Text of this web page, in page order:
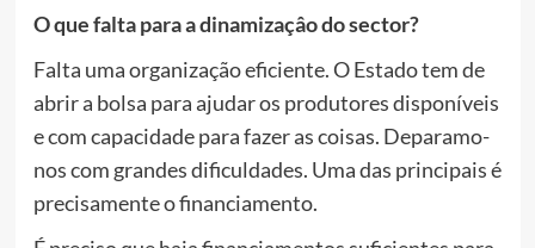
O que falta para a dinamizaçâo do sector?
Falta uma organização eficiente. O Estado tem de
abrir a bolsa para ajudar os produtores disponíveis
e com capacidade para fazer as coisas. Deparamo-
nos com grandes dificuldades. Uma das principais é
precisamente o financiamento.